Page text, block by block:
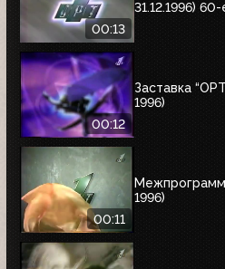
00:13
31.12.1996) 60-
00:12
Заставка
1996)
00:11
1996)